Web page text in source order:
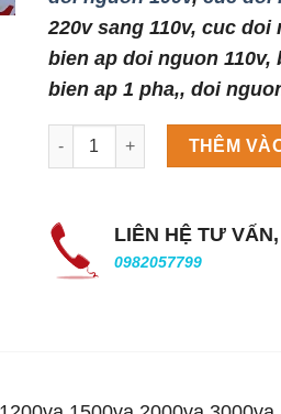
220v sang 110v, cuc doi
bien ap doi nguon 110v,
bien ap 1 pha,, doi
Máy làm đá viên Scotsman
THÊM
LIÊN HỆ TƯ
0982057799